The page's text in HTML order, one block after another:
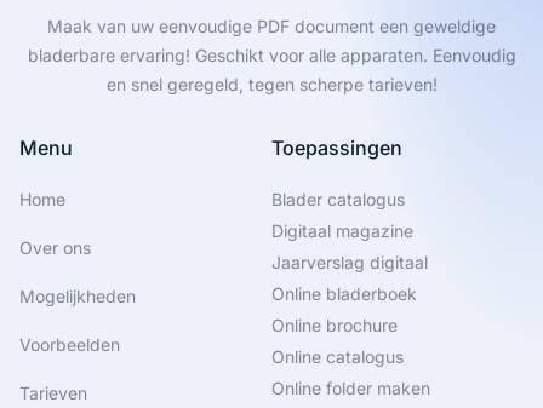
Maak van uw eenvoudige PDF document een geweldige
bladerbare ervaring! Geschikt voor alle apparaten. Eenvoudig
en snel geregeld, tegen scherpe tarieven!
Menu
Home
Over ons
Mogelijkheden
Voorbeelden
Tarieven
Toepassingen
Blader catalogus
Digitaal magazine
Jaarverslag digitaal
Online bladerboek
Online brochure
Online catalogus
Online folder maken